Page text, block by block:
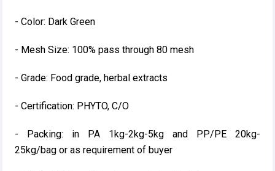
- Color: Dark Green
- Mesh Size: 100% pass through 80 mesh
- Grade: Food grade, herbal extracts
- Certification: PHYTO, C/O
- Packing: in PA 1kg-2kg-5kg and PP/PE 20kg-
25kg/bag or as requirement of buyer